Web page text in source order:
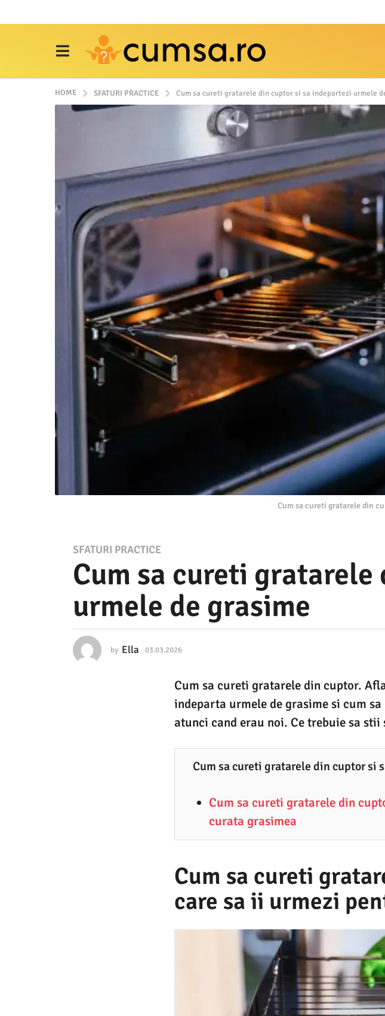
HOME SFATURI PRACTICE Cum sa cureti gratarele din cuptor si sa indepartezi urmele
Cum sa cureti gratarele din
0
3
.
0
.
2
SFATURI PRACTICE
Cum sa cureti
urmele de grasime
by Ella 03.03.2026
0
.
2
0
6
Cum sa cureti gratarele din cuptor.
indeparta urmele de grasime si cum
atunci cand erau noi. Ce trebuie sa
Cum sa cureti gratarele din cuptor si
Cum sa cureti gratarele din
curata grasimea
Cum sa cureti
care sa ii urmezi